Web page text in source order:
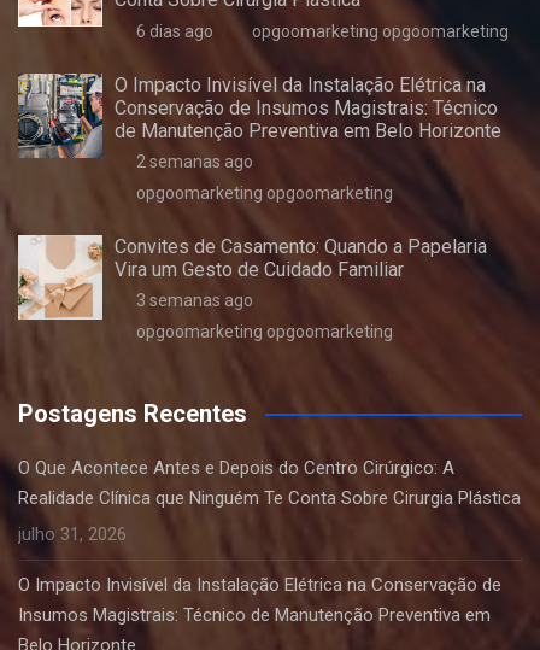
6 dias ago opgoomarketing opgoomarketing
O Impacto Invisível da Instalação Elétrica na
Conservação de Insumos Magistrais: Técnico
de Manutenção Preventiva em Belo Horizonte
2 semanas ago
opgoomarketing opgoomarketing
Convites de Casamento: Quando a Papelaria
Vira um Gesto de Cuidado Familiar
3 semanas ago
opgoomarketing opgoomarketing
Postagens Recentes
O Que Acontece Antes e Depois do Centro Cirúrgico: A
Realidade Clínica que Ninguém Te Conta Sobre Cirurgia Plástica
julho 31, 2026
O Impacto Invisível da Instalação Elétrica na Conservação de
Insumos Magistrais: Técnico de Manutenção Preventiva em
Belo Horizonte